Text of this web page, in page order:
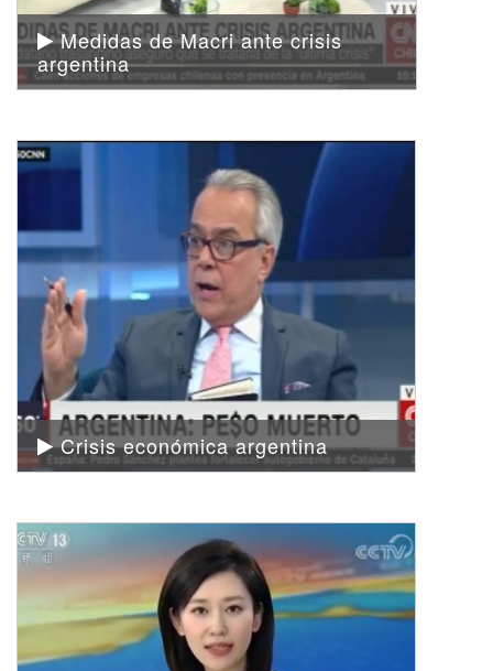
Medidas de Macri ante crisis
argentina
Crisis económica argentina